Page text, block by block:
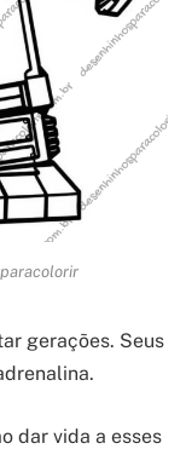
gerações. Seus
dar vida a esses